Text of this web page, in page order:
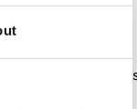
quer durch die